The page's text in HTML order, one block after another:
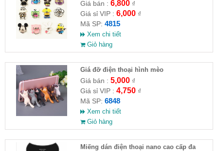
chống rớt (nhiều kiểu)
Giá bán : 6,800₫
Giá sỉ VIP : 6,000₫
Mã SP: 4815
Xem chi tiết
Giỏ hàng
Giá đỡ điện thoại hình mèo
Giá bán : 5,000₫
Giá sỉ VIP : 4,750₫
Mã SP: 6848
Xem chi tiết
Giỏ hàng
Miếng dán điện thoại nano cao cấp đa